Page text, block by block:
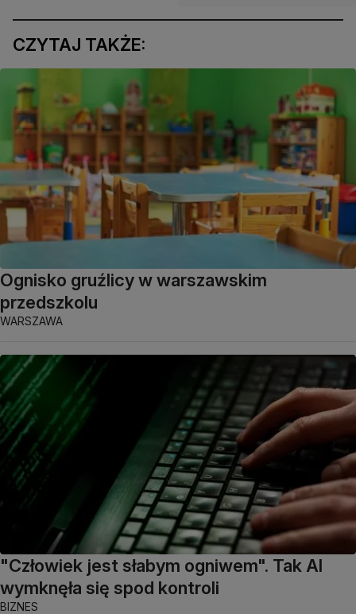
CZYTAJ TAKŻE:
Ognisko gruźlicy w warszawskim
przedszkolu
WARSZAWA
"Człowiek jest słabym ogniwem". Tak AI
wymknęła się spod kontroli
BIZNES